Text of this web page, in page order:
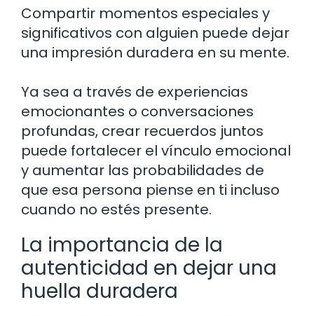
Compartir momentos especiales y
significativos con alguien puede dejar
una impresión duradera en su mente.
Ya sea a través de experiencias
emocionantes o conversaciones
profundas, crear recuerdos juntos
puede fortalecer el vínculo emocional
y aumentar las probabilidades de
que esa persona piense en ti incluso
cuando no estés presente.
La importancia de la
autenticidad en dejar una
huella duradera